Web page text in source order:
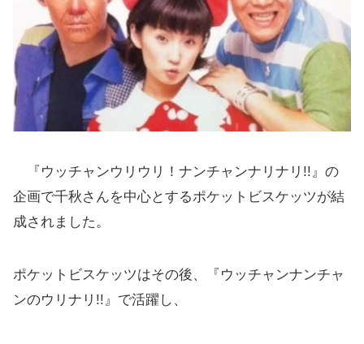
『ウッチャンウリウリ！ナンチャンナリナリ!!』の
企画で千秋さんを中心とするポケットビスケッツが結
成されました。
ポケットビスケッツはその後、『ウッチャンナンチャ
ンのウリナリ!!』で活躍し、